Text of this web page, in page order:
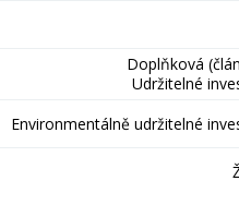
Doplňková
Udržitelné
Environmentálně udržitelné